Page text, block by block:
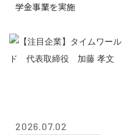
学金事業を実施
2026.07.02